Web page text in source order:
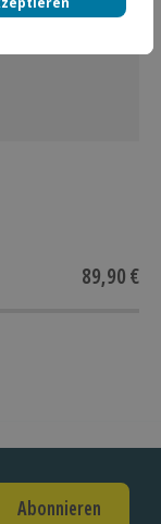
89,90 €
Abonnieren